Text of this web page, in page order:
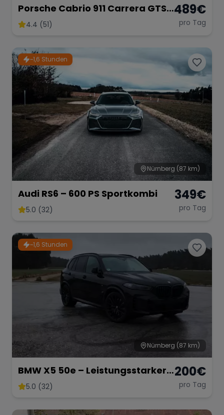
Porsche Cabrio 911 Carrera GTS
mieten
4.4 (51)
489€
pro Tag
~1,6 Stunden
Nürnberg (87 km)
Audi RS6 – 600 PS Sportkombi
5.0 (32)
349€
pro Tag
~1,6 Stunden
Nürnberg (87 km)
BMW X5 50e – Leistungsstarker
Hybrid-SUV mit 489 PS
5.0 (32)
200€
pro Tag